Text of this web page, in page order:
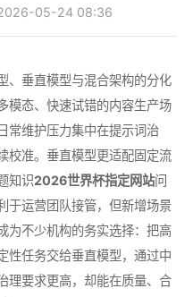
2026-05-24 08:36
、垂直模型与混合架构的分化
模态、快速试错的内容生产场
常维护压力集中在提示词治
校准。垂直模型更适配固定流
知识2026世界杯指定网站问
于运营团队接管，但新增场景
为不少机构的务实选择：把高
性任务交给垂直模型，通过中
理要求更高，却能在质量、合